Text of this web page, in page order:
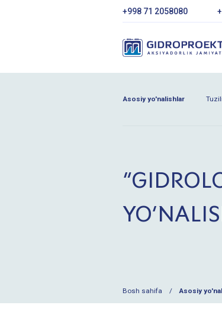
+998 71 2058080
Asosiy yo'nalishlar
Bosh sahifa Asosiy